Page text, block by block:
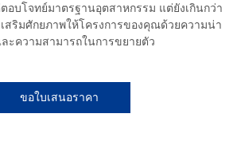
บโจทย์มาตรฐานอุตสาหกรรม แต่ยังเกินกว่า
สริมศักยภาพให้โครงการของคุณด้วยความน่า
ละความสามารถในการขยายตัว
ขอใบเสนอราคา